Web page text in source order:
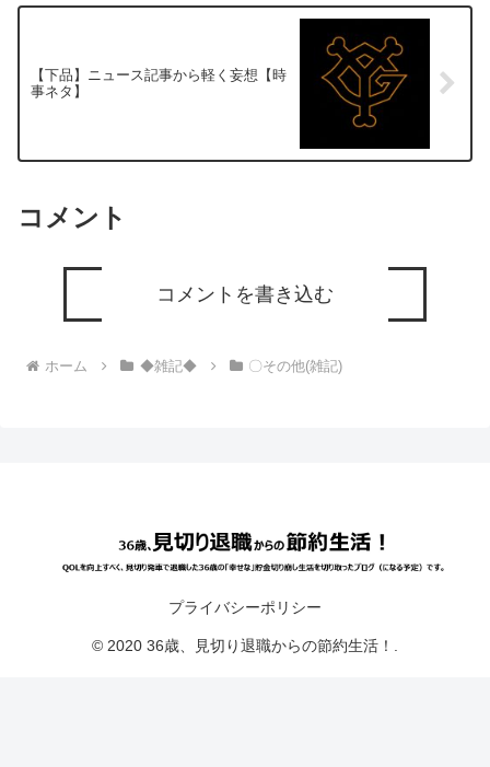
【下品】ニュース記事から軽く妄想【時
事ネタ】
コメント
コメントを書き込む
ホーム ◆雑記◆ 〇その他(雑記)
プライバシーポリシー
© 2020 36歳、見切り退職からの節約生活！.